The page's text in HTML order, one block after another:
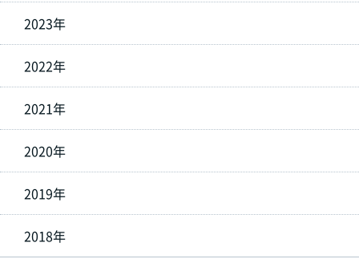
2023年
2022年
2021年
2020年
2019年
2018年